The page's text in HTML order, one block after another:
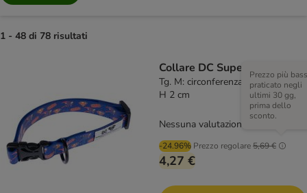
1 - 48 di 78 risultati
Collare DC Superman, blu
Tg. M: circonferenza 30 - 46 cm x
H 2 cm
-24.96% Prezzo regolare5,69 €
Prezzo più
praticato negli
ultimi 30 gg,
prima dello
sconto.
4,27 €
Nessuna valutazione